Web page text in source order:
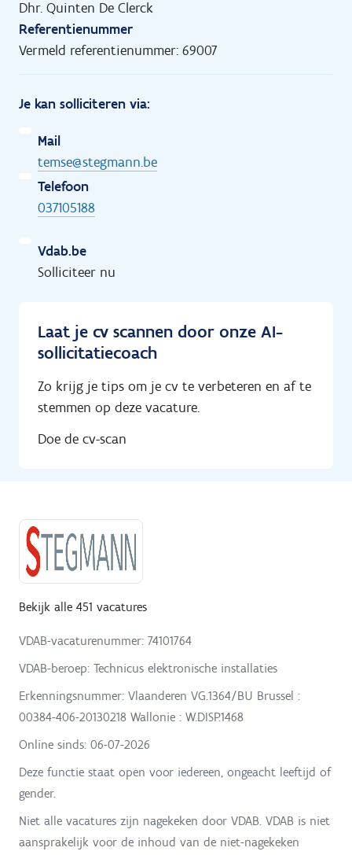
Dhr. Quinten De Clerck
Referentienummer
Vermeld referentienummer: 69007
Je kan solliciteren via:
Mail
temse@stegmann.be
Telefoon
037105188
Vdab.be
Solliciteer nu
Laat je cv scannen door onze AI-
sollicitatiecoach
Zo krijg je tips om je cv te verbeteren en af te
stemmen op deze vacature.
Doe de cv-scan
Bekijk alle 451 vacatures
VDAB-vacaturenummer: 74101764
VDAB-beroep: Technicus elektronische installaties
Erkenningsnummer: Vlaanderen VG.1364/BU Brussel :
00384-406-20130218 Wallonie : W.DISP.1468
Online sinds: 06-07-2026
Deze functie staat open voor iedereen, ongeacht leeftijd of
gender.
Niet alle vacatures zijn nagekeken door VDAB. VDAB is niet
aansprakelijk voor de inhoud van de niet-nagekeken